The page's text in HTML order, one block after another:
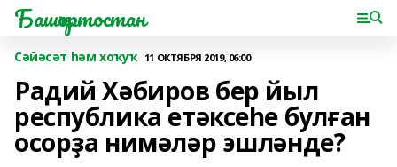
Башҡортостан
Сәйәсәт һәм хоҡуҡ 11 ОКТЯБРЯ 2019, 06:00
Радий Хәбиров бер йыл
республика етәксеһе булған
осорҙа нимәләр эшләнде?